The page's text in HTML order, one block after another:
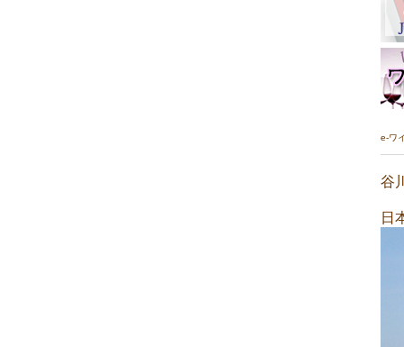
e-ワ
谷
日